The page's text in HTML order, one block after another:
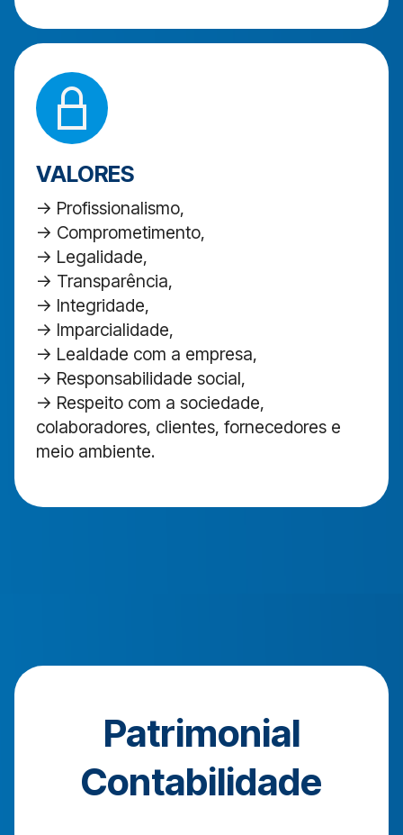
VALORES
-> Profissionalismo,
-> Comprometimento,
-> Legalidade,
-> Transparência,
-> Integridade,
-> Imparcialidade,
-> Lealdade com a empresa,
-> Responsabilidade social,
-> Respeito com a sociedade,
colaboradores, clientes, fornecedores e
meio ambiente.
Patrimonial
Contabilidade